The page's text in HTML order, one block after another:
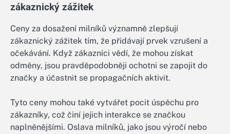
zákaznický zážitek
Ceny za dosažení milníků významně zlepšují
zákaznický zážitek tím, že přidávají prvek vzrušení a
očekávání. Když zákazníci vědí, že mohou získat
odměny, jsou pravděpodobněji ochotni se zapojit do
značky a účastnit se propagačních aktivit.
Tyto ceny mohou také vytvářet pocit úspěchu pro
zákazníky, což činí jejich interakce se značkou
naplněnějšími. Oslava milníků, jako jsou výročí nebo